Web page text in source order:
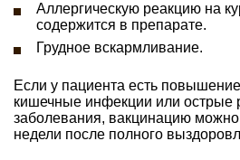
Аллергическую реакцию на
содержится в препарате.
Грудное вскармливание.
Если у пациента есть
кишечные инфекции или острые
заболевания, вакцинацию можно
недели после полного